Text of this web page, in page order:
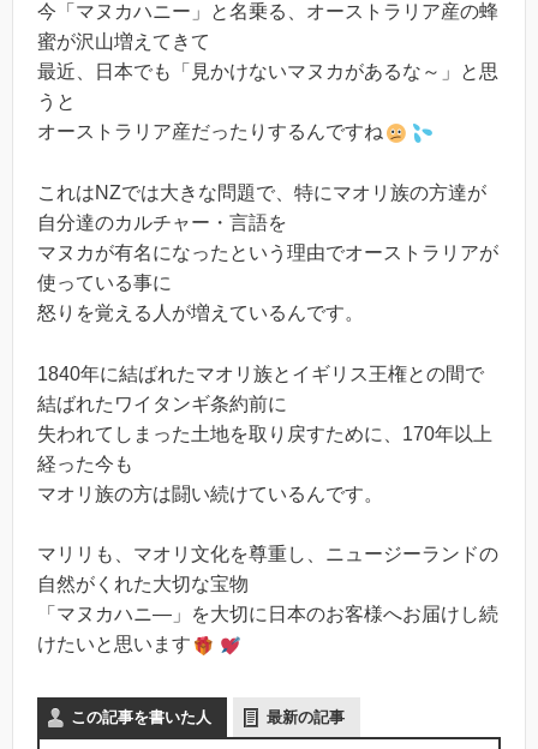
今「マヌカハニー」と名乗る、オーストラリア産の蜂
蜜が沢山増えてきて
最近、日本でも「見かけないマヌカがあるな～」と思
うと
オーストラリア産だったりするんですね
これはNZでは大きな問題で、特にマオリ族の方達が
自分達のカルチャー・言語を
マヌカが有名になったという理由でオーストラリアが
使っている事に
怒りを覚える人が増えているんです。
1840年に結ばれたマオリ族とイギリス王権との間で
結ばれたワイタンギ条約前に
失われてしまった土地を取り戻すために、170年以上
経った今も
マオリ族の方は闘い続けているんです。
マリリも、マオリ文化を尊重し、ニュージーランドの
自然がくれた大切な宝物
「マヌカハニ―」を大切に日本のお客様へお届けし続
けたいと思います
この記事を書いた人 最新の記事